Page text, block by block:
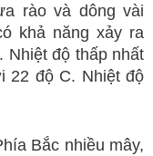
rào và dông vài
khả năng xảy ra
Nhiệt độ thấp nhất
22 độ C. Nhiệt độ
Bắc nhiều mây,